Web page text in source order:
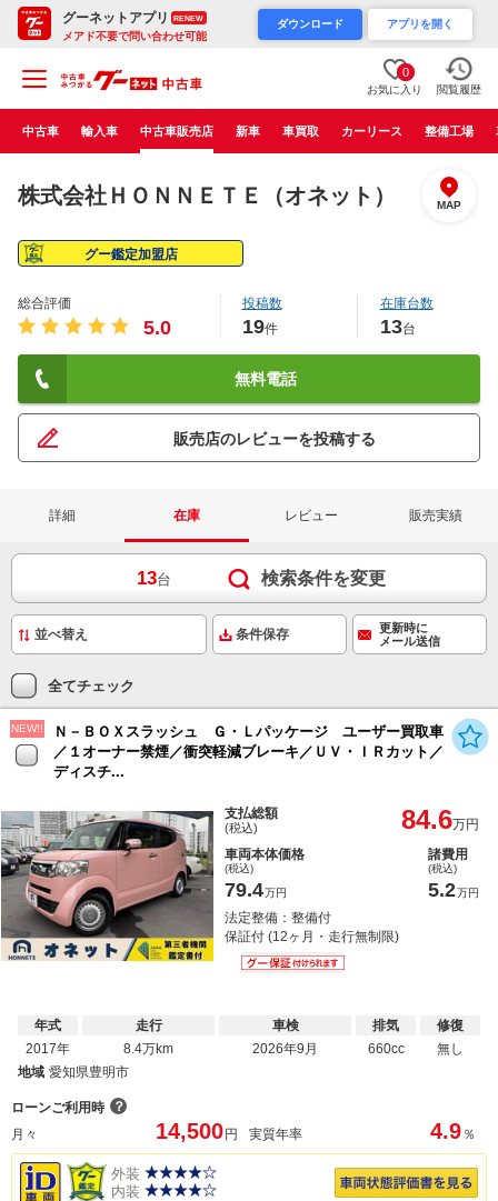
グーネットアプリ RENEW
メアド不要で問い合わせ可能
ダウンロード アプリを開く
0
お気に入り 閲覧履歴
中古車 輸入車 中古車販売店 新車 車買取 カーリース 整備工場
株式会社ＨＯＮＮＥＴＥ（オネット） MAP
グー鑑定加盟店
総合評価
5.0
投稿数
19件
在庫台数
13台
無料電話
販売店のレビューを投稿する
詳細 在庫 レビュー 販売実績
13台 検索条件を変更
条件保存
更新時に
メール送信
全てチェック
NEW!!
Ｎ－ＢＯＸスラッシュ Ｇ・Ｌパッケージ ユーザー買取車
／１オーナー禁煙／衝突軽減ブレーキ／ＵＶ・ＩＲカット／
ディスチ...
支払総額
(税込) 84.6万円
車両本体価格
(税込)
79.4万円
諸費用
(税込)
5.2万円
法定整備：整備付
保証付 (12ヶ月・走行無制限)
年式
2017年
走行
8.4万km
車検
2026年9月
排気
660cc
修復
無し
地域 愛知県豊明市
ローンご利用時 ？
月々
14,500円 実質年率 4.9 ％
外装
内装